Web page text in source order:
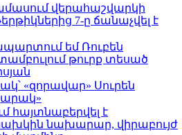
վերահաշվարկի
7-ը ճանաչվել է
եմ Ռուբեն
թուրք տեսած
«զորավար» Սուրեն
հայտնաբերվել է
նախարար, վիրաբույժ